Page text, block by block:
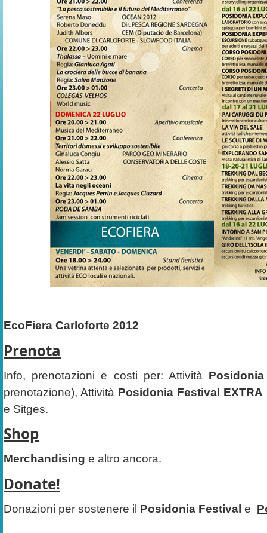
EcoFiera Carloforte 2012
Prenota
Info, prenotazioni e costi per: Attività
prenotazione), Attività Posidonia Festival EXTRA
e Sitges.
Shop
Merchandising e altro ancora.
Donate!
Donazioni per sostenere il Posidonia Festival e